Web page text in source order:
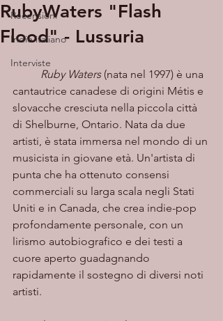
Recensioni
Indie italiano
Interviste
RubyWaters "Flash
Flood" - Lussuria
Ruby Waters (nata nel 1997) è una
cantautrice canadese di origini Métis e
slovacche cresciuta nella piccola città
di Shelburne, Ontario. Nata da due
artisti, è stata immersa nel mondo di un
musicista in giovane età. Un'artista di
punta che ha ottenuto consensi
commerciali su larga scala negli Stati
Uniti e in Canada, che crea indie-pop
profondamente personale, con un
lirismo autobiografico e dei testi a
cuore aperto guadagnando
rapidamente il sostegno di diversi noti
artisti.